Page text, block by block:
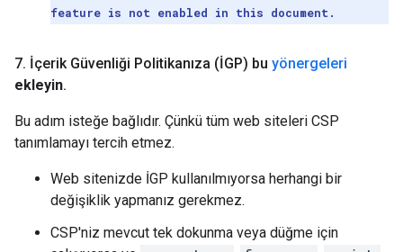
feature is not enabled in this document.
7. İçerik Güvenliği Politikanıza (İGP) bu yönergeleri
ekleyin.
Bu adım isteğe bağlıdır. Çünkü tüm web siteleri CSP
tanımlamayı tercih etmez.
Web sitenizde İGP kullanılmıyorsa herhangi bir
değişiklik yapmanız gerekmez.
CSP'niz mevcut tek dokunma veya düğme için